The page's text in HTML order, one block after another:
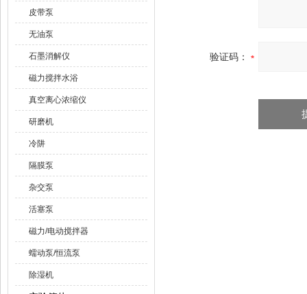
皮带泵
无油泵
石墨消解仪
磁力搅拌水浴
真空离心浓缩仪
研磨机
冷阱
隔膜泵
杂交泵
活塞泵
磁力/电动搅拌器
蠕动泵/恒流泵
除湿机
验证码：